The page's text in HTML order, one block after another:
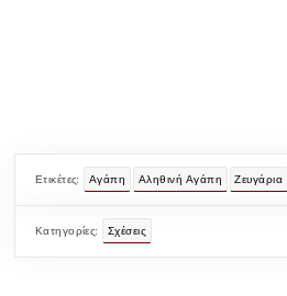
Ετικέτες: Αγάπη Αληθινή Αγάπη Ζευγάρια
Κατηγορίες: Σχέσεις